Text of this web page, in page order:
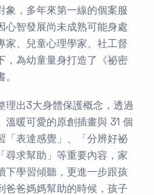
象，多年來第一線的個案服
心智發展尚未成熟可能身處
家、兒童心理學家、社工督
，為幼童量身打造了《祕密
。
理出3大身體保護概念，透過
溫暖可愛的原創插畫與 31 個
「表達感覺」、「分辨好祕
尋求幫助」等重要內容，家
下學習傾聽，更進一步跟孩
爸爸媽媽幫助的時候，孩子